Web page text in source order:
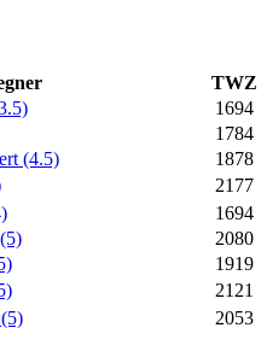
TWZ
1694
1784
(4.5)
1878
2177
1694
2080
1919
2121
2053